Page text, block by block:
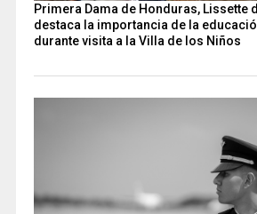
Primera Dama de Honduras, Lissette
destaca la importancia de la
durante visita a la Villa de los Niños